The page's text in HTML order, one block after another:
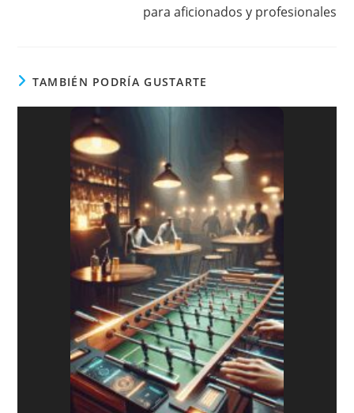
para aficionados y profesionales
TAMBIÉN PODRÍA GUSTARTE